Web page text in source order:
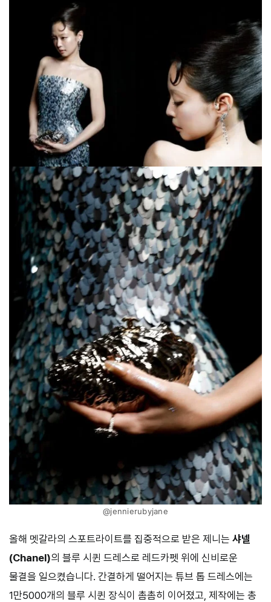
@jennierubyjane
올해 멧갈라의 스포트라이트를 집중적으로 받은 제니는 샤넬
(Chanel)의 블루 시퀸 드레스로 레드카펫 위에 신비로운
물결을 일으켰습니다. 간결하게 떨어지는 튜브 톱 드레스에는
1만5000개의 블루 시퀸 장식이 촘촘히 이어졌고, 제작에는 총